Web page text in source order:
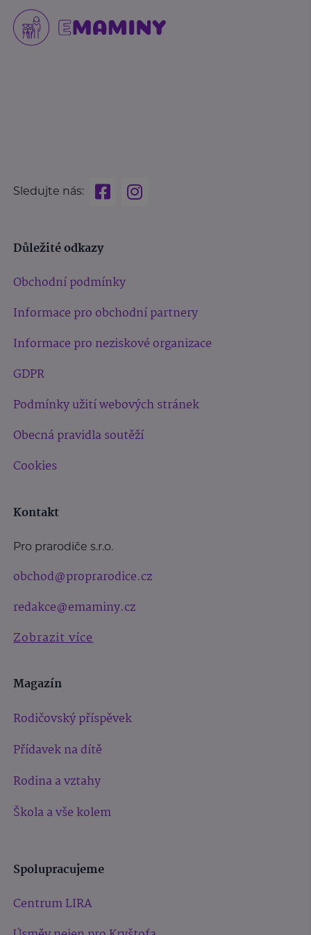
Sledujte nás:
Důležité odkazy
Obchodní podmínky
Informace pro obchodní partnery
Informace pro neziskové organizace
GDPR
Podmínky užití webových stránek
Obecná pravidla soutěží
Cookies
Kontakt
Pro prarodiče s.r.o.
obchod@proprarodice.cz
redakce@emaminy.cz
Zobrazit více
Magazín
Rodičovský příspěvek
Přídavek na dítě
Rodina a vztahy
Škola a vše kolem
Spolupracujeme
Centrum LIRA